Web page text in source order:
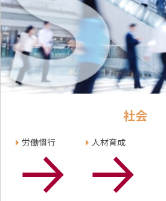
社会
労働慣行 人材育成